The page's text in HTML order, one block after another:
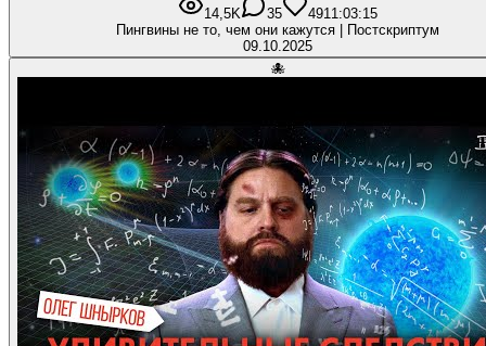
14,5K 35 491 1:03:15
Пингвины не то, чем они кажутся | Постскриптум
09.10.2025
🐙